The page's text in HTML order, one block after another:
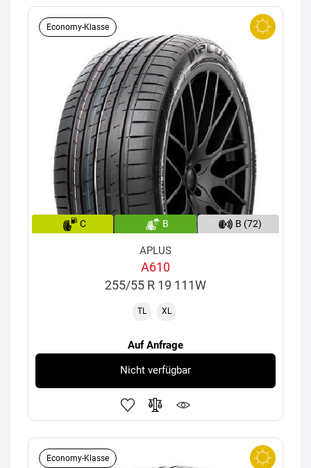
Economy-Klasse
C B B (72)
APLUS
A610
255/55 R 19 111W
TL XL
Auf Anfrage
Nicht verfügbar
Economy-Klasse